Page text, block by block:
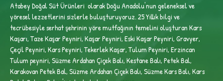
Atabey Doğal Süt Ürünleri olarak Doğu Anadolu'nun geleneksel ve
yöresel lezzetlerini sizlerle buluşturuyoruz. 25 Yıllık bilgi ve
tecrübesiyleserhat şehrinin yöre mutfağının temelini oluşturan Kars
Kaşarı, Taze Kaşar Peyniri, Kaşar Peyniri, Eski Kaşar Peyniri, Gravyer,
Çeçil Peyniri, Kars Peyniri, Tekerlek Kaşar, Tulum Peyniri, Erzincan
Tulum peyniri,Süzme Ardahan Çiçek Balı, Kestane Balı, Petek Bal,
Karakovan Petek Bal, Süzme Ardahan Çiçek Balı, Süzme Kars Balı, Kars